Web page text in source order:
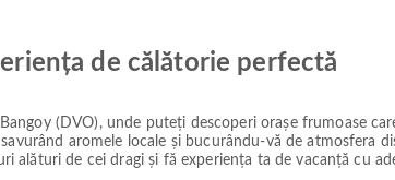
de călătorie perfectă
(DVO), unde puteți descoperi orașe frumoase
aromele locale și bucurându-vă de atmosfera
alături de cei dragi și fă experiența ta de vacanță cu